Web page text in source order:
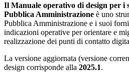
Il Manuale operativo di design per i
Pubblica Amministrazione è uno
Pubblica Amministrazione e i suoi
indicazioni operative per orientare e
realizzazione dei punti di contatto
La versione aggiornata (versione
design corrisponde alla 2025.1.